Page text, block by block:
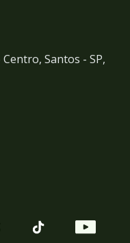
Santos - SP,